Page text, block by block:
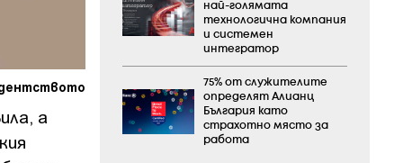
а
най-голямата
технологична компания
и системен
интегратор
75% от служителите
определят Алианц
България като
страхотно място за
работа